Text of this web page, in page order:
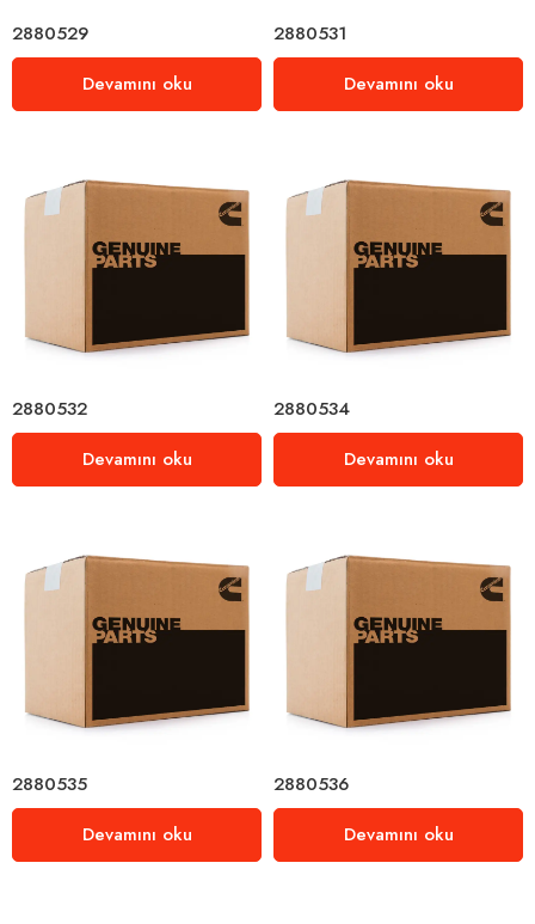
2880529
Devamını oku
2880531
Devamını oku
2880532
Devamını oku
2880534
Devamını oku
2880535
Devamını oku
2880536
Devamını oku